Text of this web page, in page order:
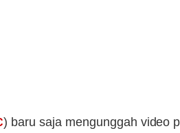
) baru saja mengunggah video